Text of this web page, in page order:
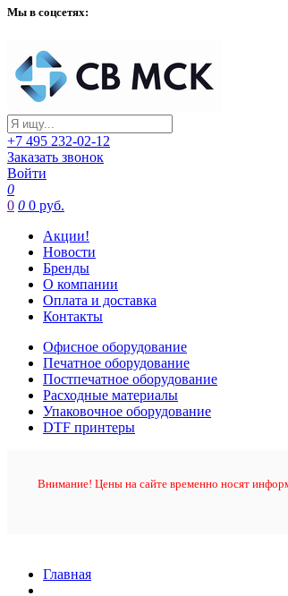
Мы в соцсетях:
+7 495 232-02-12
Заказать звонок
Войти
0
0 0 0 руб.
Акции!
Новости
Бренды
О компании
Оплата и доставка
Контакты
Офисное оборудование
Печатное оборудование
Постпечатное оборудование
Расходные материалы
Упаковочное оборудование
DTF принтеры
Внимание! Цены на сайте временно носят
Главная